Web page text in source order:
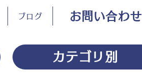
ブログ お問い合わせ
カテゴリ別